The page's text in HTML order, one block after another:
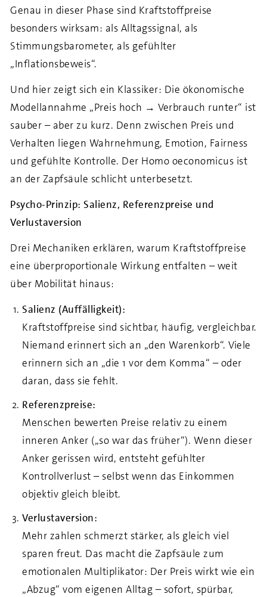
Genau in dieser Phase sind Kraftstoffpreise
besonders wirksam: als Alltagssignal, als
Stimmungsbarometer, als gefühlter
„Inflationsbeweis“.
Und hier zeigt sich ein Klassiker: Die ökonomische
Modellannahme „Preis hoch → Verbrauch runter“ ist
sauber – aber zu kurz. Denn zwischen Preis und
Verhalten liegen Wahrnehmung, Emotion, Fairness
und gefühlte Kontrolle. Der Homo oeconomicus ist
an der Zapfsäule schlicht unterbesetzt.
Psycho-Prinzip: Salienz, Referenzpreise und
Verlustaversion
Drei Mechaniken erklären, warum Kraftstoffpreise
eine überproportionale Wirkung entfalten – weit
über Mobilität hinaus:
Salienz (Auffälligkeit):
Kraftstoffpreise sind sichtbar, häufig, vergleichbar.
Niemand erinnert sich an „den Warenkorb“. Viele
erinnern sich an „die 1 vor dem Komma“ – oder
daran, dass sie fehlt.
Referenzpreise:
Menschen bewerten Preise relativ zu einem
inneren Anker („so war das früher“). Wenn dieser
Anker gerissen wird, entsteht gefühlter
Kontrollverlust – selbst wenn das Einkommen
objektiv gleich bleibt.
Verlustaversion:
Mehr zahlen schmerzt stärker, als gleich viel
sparen freut. Das macht die Zapfsäule zum
emotionalen Multiplikator: Der Preis wirkt wie ein
„Abzug“ vom eigenen Alltag – sofort, spürbar,